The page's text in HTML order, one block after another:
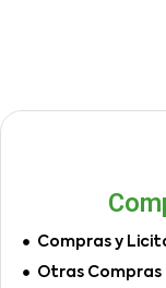
Compras y
Otras Compras